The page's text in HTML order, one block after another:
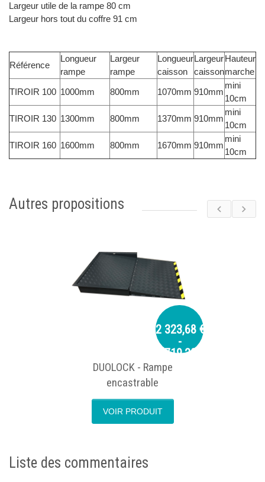
Largeur utile de la rampe 80 cm
Largeur hors tout du coffre 91 cm
Référence
Longueur
rampe
Largeur
rampe
Longueur
caisson
Largeur
caisson
Hauteur
marche
TIROIR 100 1000mm 800mm 1070mm 910mm
mini
10cm
TIROIR 130 1300mm 800mm 1370mm 910mm
mini
10cm
TIROIR 160 1600mm 800mm 1670mm 910mm
mini
10cm
Autres propositions
2 323,68 €
-
2 719,20 €
DUOLOCK - Rampe
encastrable
VOIR PRODUIT
Liste des commentaires